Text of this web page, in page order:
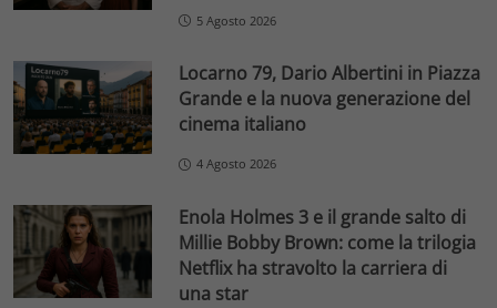
5 Agosto 2026
Locarno 79, Dario Albertini in Piazza
Grande e la nuova generazione del
cinema italiano
4 Agosto 2026
Enola Holmes 3 e il grande salto di
Millie Bobby Brown: come la trilogia
Netflix ha stravolto la carriera di
una star